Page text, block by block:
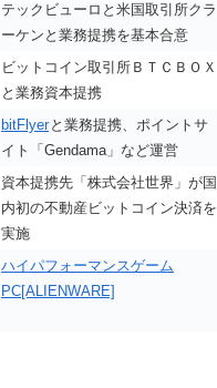
テックビューロと米国取引所クラ
ーケンと業務提携を基本合意
ビットコイン取引所ＢＴＣＢＯＸ
と業務資本提携
bitFlyer と業務提携、ポイントサ
イト「Gendama」など運営
資本提携先「株式会社世界」が国
内初の不動産ビットコイン決済を
実施
ハイパフォーマンスゲーム
PC[ALIENWARE]